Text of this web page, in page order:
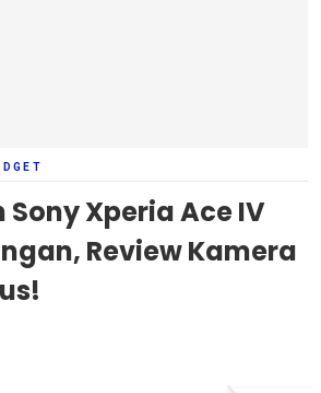
Sony Xperia Ace IV
Review Kamera